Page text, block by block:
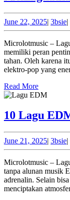
June 22, 2025June
22,
2025
| 3bsie|
Microlotmusic – Lagu Elektro-Pop Terbaik. Saat berolahraga, musik
memiliki peran
tahan. Oleh karena
elektro-pop yang
Read MoreRead
More
10 Lagu
June 21, 2025June
21,
2025
| 3bsie|
Microlotmusic – Lagu EDM. Setiap pesta akan terasa kurang greget
tanpa alunan musik
adrenalin. Selain
menciptakan